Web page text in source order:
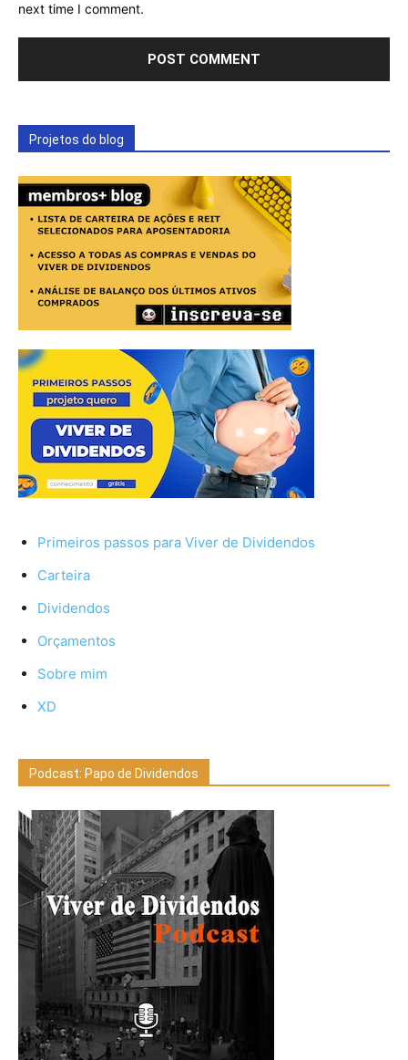
next time I comment.
Projetos do blog
Primeiros passos para Viver de Dividendos
Carteira
Dividendos
Orçamentos
Sobre mim
XD
Podcast: Papo de Dividendos